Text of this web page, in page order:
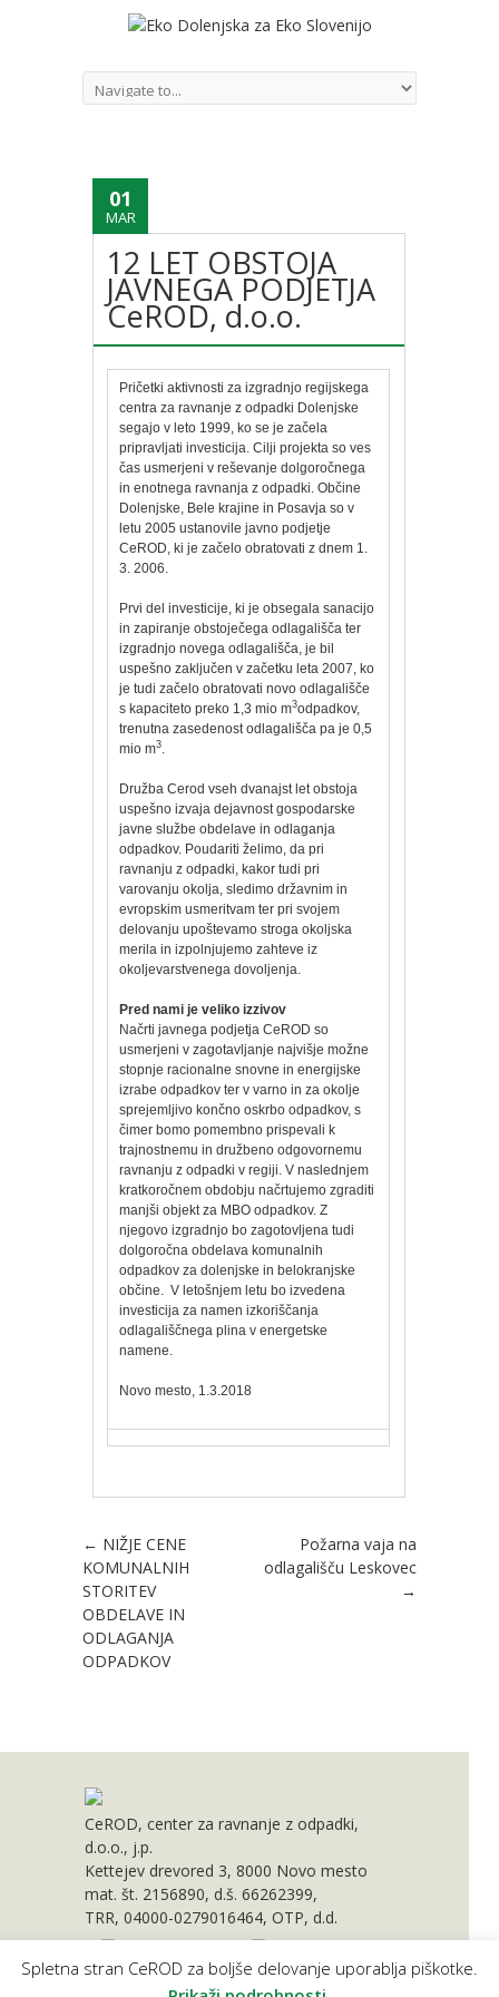
01
MAR
12 LET OBSTOJA
JAVNEGA PODJETJA
CeROD, d.o.o.
Pričetki aktivnosti za izgradnjo regijskega
centra za ravnanje z odpadki Dolenjske
segajo v leto 1999, ko se je začela
pripravljati investicija. Cilji projekta so ves
čas usmerjeni v reševanje dolgoročnega
in enotnega ravnanja z odpadki. Občine
Dolenjske, Bele krajine in Posavja so v
letu 2005 ustanovile javno podjetje
CeROD, ki je začelo obratovati z dnem 1.
3. 2006.
Prvi del investicije, ki je obsegala sanacijo
in zapiranje obstoječega odlagališča ter
izgradnjo novega odlagališča, je bil
uspešno zaključen v začetku leta 2007, ko
je tudi začelo obratovati novo odlagališče
s kapaciteto preko 1,3 mio m3odpadkov,
trenutna zasedenost odlagališča pa je 0,5
mio m3
Družba Cerod vseh dvanajst let obstoja
uspešno izvaja dejavnost gospodarske
javne službe obdelave in odlaganja
odpadkov. Poudariti želimo, da pri
ravnanju z odpadki, kakor tudi pri
varovanju okolja, sledimo državnim in
evropskim usmeritvam ter pri svojem
delovanju upoštevamo stroga okoljska
merila in izpolnjujemo zahteve iz
okoljevarstvenega dovoljenja.
Pred nami je veliko izzivov
Načrti javnega podjetja CeROD so
usmerjeni v zagotavljanje najvišje možne
stopnje racionalne snovne in energijske
izrabe odpadkov ter v varno in za okolje
sprejemljivo končno oskrbo odpadkov, s
čimer bomo pomembno prispevali k
trajnostnemu in družbeno odgovornemu
ravnanju z odpadki v regiji. V naslednjem
kratkoročnem obdobju načrtujemo zgraditi
manjši objekt za MBO odpadkov. Z
njegovo izgradnjo bo zagotovljena tudi
dolgoročna obdelava komunalnih
odpadkov za dolenjske in belokranjske
občine. V letošnjem letu bo izvedena
investicija za namen izkoriščanja
odlagališčnega plina v energetske
namene.
Novo mesto, 1.3.2018
Post navigation
← NIŽJE CENE
KOMUNALNIH
STORITEV
OBDELAVE IN
ODLAGANJA
ODPADKOV
Požarna vaja na
odlagališču Leskovec
→
CeROD, center za ravnanje z odpadki,
d.o.o., j.p.
Kettejev drevored 3, 8000 Novo mesto
mat. št. 2156890, d.š. 66262399,
TRR, 04000-0279016464, OTP, d.d.
Projekt delno financirata Evropska unija
Spletna stran CeROD za boljše delovanje uporablja piškotke.